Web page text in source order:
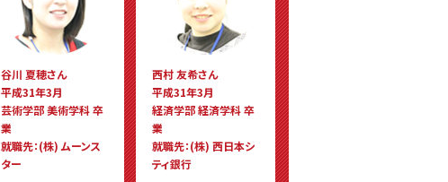
谷川 夏穂さん
平成31年3月
芸術学部 美術学科 卒
業
就職先：(株) ムーンス
ター
西村 友希さん
平成31年3月
経済学部 経済学科 卒
業
就職先：(株) 西日本シ
ティ銀行